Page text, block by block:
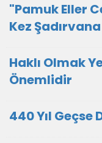
"Pamuk Eller
Kez
Haklı Olmak
Önemlidir
440 Yıl Geçse